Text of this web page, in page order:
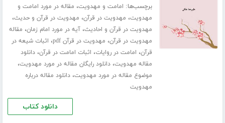
برچسب‌ها: امامت و مهدویت، مقاله در مورد امامت و
مهدویت، مهدویت در قرآن، مهدویت در قرآن و حدیث،
مهدویت در قرآن و احادیث،آیه در مورد امام زمان، مقاله
مهدویت در قرآن، مهدویت در قرآن pdf ، اثبات شیعه در
قرآن، امامت در روایات، اثبات امامت در قرآن،دانلود
مقاله مهدویت،دانلود رایگان مقاله در مورد مهدویت،
موضوع مقاله در مورد مهدویت،دانلود مقاله درباره
مهدویت
دانلود کتاب